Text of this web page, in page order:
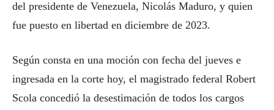
del presidente de Venezuela, Nicolás Maduro, y quien
fue puesto en libertad en diciembre de 2023.
Según consta en una moción con fecha del jueves e
ingresada en la corte hoy, el magistrado federal Robert
Scola concedió la desestimación de todos los cargos